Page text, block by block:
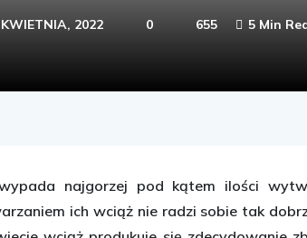
KWIETNIA, 2022 0 655 5 Min
najgorzej pod kątem ilości
ich wciąż nie radzi sobie tak